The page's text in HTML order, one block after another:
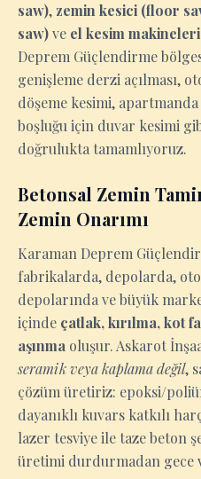
saw), zemin kesici (floor
saw)ve el kesim makineleri
Deprem Güçlendirme
genişleme derzi açılması,
döşeme kesimi,
boşluğu için duvar kesimi
doğrulukta tamamlıyoruz.
Betonsal Zemin
Zemin Onarımı
Karaman Deprem
fabrikalarda, depolarda,
depolarında ve büyük
içinde çatlak, kırılma, kot
aşınma oluşur. Askarot
seramik veya kaplama değil,
çözüm üretiriz: epoksi/
dayanıklı kuvars katkılı
lazer tesviye ile taze beton
üretimi durdurmadan gece